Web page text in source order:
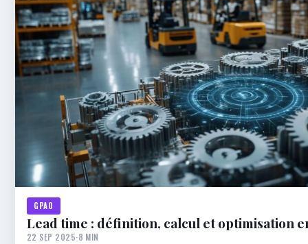
GPAO
Lead time : définition, calcul et optimisation
22 SEP 2025·8 MIN